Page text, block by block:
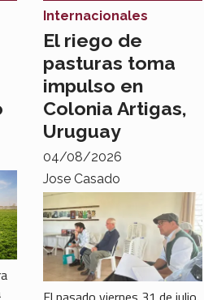
El riego de
pasturas toma
impulso en
Colonia Artigas,
Uruguay
Jose Casado
Internacionales
04/08/2026